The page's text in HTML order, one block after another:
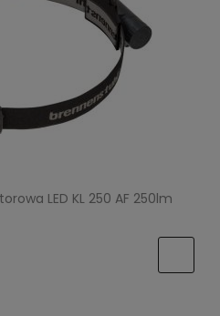
LED KL 250 AF 250lm